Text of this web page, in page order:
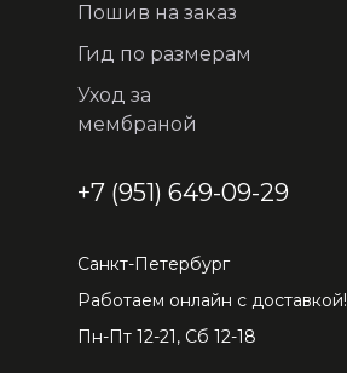
Пошив на заказ
Гид по размерам
Уход за
мембраной
+7 (951) 649-09-29
Санкт-Петербург
Работаем онлайн с доставкой!
Пн-Пт 12-21, Сб 12-18